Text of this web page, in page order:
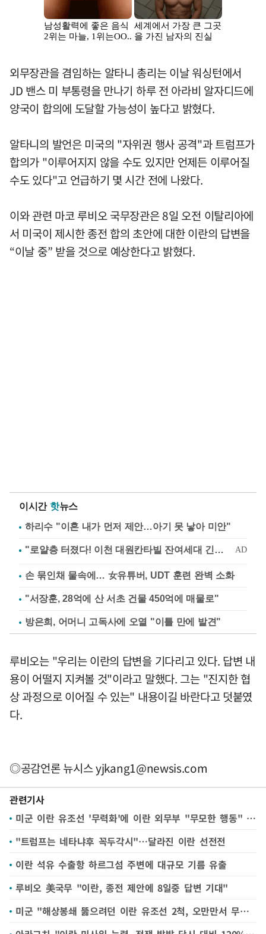
외무장관을 겸임하는 알타니 총리는 이날 워싱턴에서
JD 밴스 미 부통령을 만나기 하루 전 아라비 알자디드에
양국이 합의에 도달할 가능성이 높다고 밝혔다.
알타니의 발언은 미국의 "자위권 행사 공격"과 트럼프가
합의가 "이루어지지 않을 수도 있지만 언제든 이루어질
수도 있다"고 언급하기 몇 시간 전에 나왔다.
이와 관련 마코 루비오 국무장관은 8일 오전 이탈리아에
서 미국이 제시한 종전 합의 초안에 대한 이란의 답변을
“이날 중” 받을 것으로 예상한다고 밝혔다.
이시간 핫뉴스
하리수 "이혼 내가 먼저 제안…아기 못 낳아 미안"
손 묶인채 물속에… 女유튜버, UDT 훈련 완벽 소화
"서장훈, 28억에 산 서초 건물 450억에 매물로"
방은희, 어머니 고독사에 오열 "이틀 만에 발견"
루비오는 "우리는 이란의 답변을 기다리고 있다. 답변 내
용이 어떨지 지켜볼 것"이라고 말했다. 그는 "진지한 협
상 과정으로 이어질 수 있는" 내용이길 바란다고 덧붙였
다.
◎공감언론 뉴시스yjkang1@newsis.com
관련기사
미군 이란 유조선 '무력화'에 이란 외무부 "무모한 행동" 비판
"트럼프는 네타냐후 꼭두각시"…달라진 이란 선전전
이란 석유 수출항 하르그섬 주변에 대규모 기름 유출
루비오 美국무 "이란, 종전 제안에 8일중 답변 기대"
미군 "해상봉쇄 뚫으려던 이란 유조선 2척, 오만만서 무력화"